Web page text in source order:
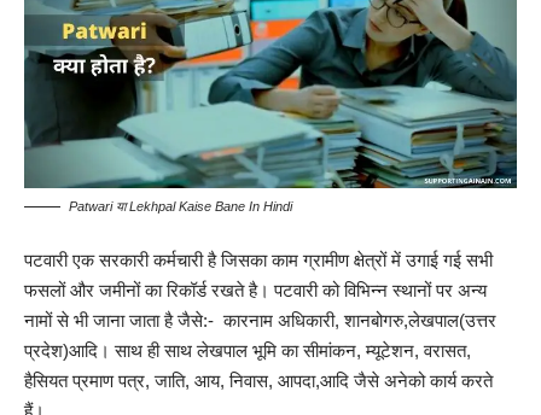
Patwari या Lekhpal Kaise Bane In Hindi
पटवारीएक सरकारी कर्मचारी है जिसका काम ग्रामीण क्षेत्रों में उगाई गई सभी
फसलों और जमीनों का रिकॉर्ड रखते है। पटवारी को विभिन्न स्थानों पर अन्य
नामों से भी जाना जाता है जैसे:- कारनाम अधिकारी, शानबोगरु,लेखपाल(उत्तर
प्रदेश)आदि। साथ ही साथ लेखपाल भूमि का सीमांकन, म्यूटेशन, वरासत,
हैसियत प्रमाण पत्र, जाति, आय, निवास, आपदा,आदि जैसे अनेको कार्य करते